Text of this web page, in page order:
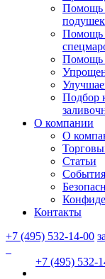
Помощь
Помощь
Помощь
Подбор
О компании
О
Статьи
Контакты
+7 (495) 532-14-00
+7 (495) 532-